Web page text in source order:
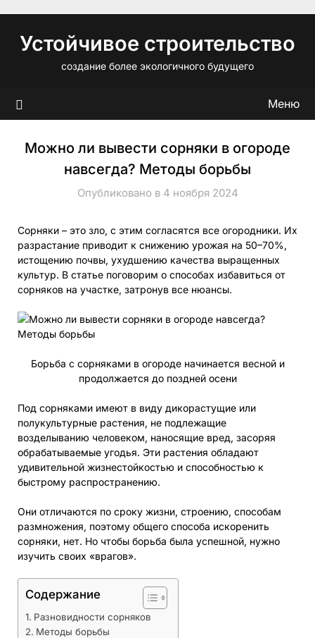
содержимому
Устойчивое строительство
создание более экологичного будущего
Меню
Можно ли вывести сорняки в огороде
навсегда? Методы борьбы
Опубликовано в 4 ноября 2024
Сорняки – это зло, с этим согласятся все огородники. Их
разрастание приводит к снижению урожая на 50–70%,
истощению почвы, ухудшению качества выращенных
культур. В статье поговорим о способах избавиться от
сорняков на участке, затронув все нюансы.
Борьба с сорняками в огороде начинается весной и
продолжается до поздней осени
Под сорняками имеют в виду дикорастущие или
полукультурные растения, не подлежащие
возделыванию человеком, наносящие вред, засоряя
обрабатываемые угодья. Эти растения обладают
удивительной жизнестойкостью и способностью к
быстрому распространению.
Они отличаются по сроку жизни, строению, способам
размножения, поэтому общего способа искоренить
сорняки, нет. Но чтобы борьба была успешной, нужно
изучить своих «врагов».
Содержание
Разновидности сорняков
Методы борьбы